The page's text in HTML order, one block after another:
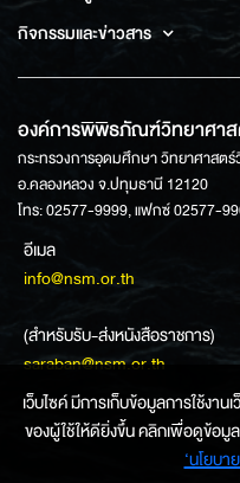
กิจกรรมและข่าวสาร
องค์การพิพิธภัณฑ์วิทยาศาส
กระทรวงการอุดมศึกษา วิทยาศาสต
อ.คลองหลวง จ.ปทุมธานี 12120
โทร: 02577-9999, แฟกซ์ 02577-
อีเมล
info@nsm.or.th
(สำหรับรับ-ส่งหนังสือราชการ)
saraban@nsm.or.th
เว็บไซค์ มีการเก็บข้อมูลการใช้ง
ของผู้ใช้ให้ดียิ่งขึ้น คลิกเพื่อดูข้อมู
‘นโยบ